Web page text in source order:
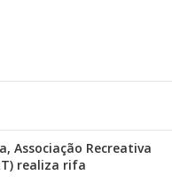
Associação Recreativa
realiza rifa